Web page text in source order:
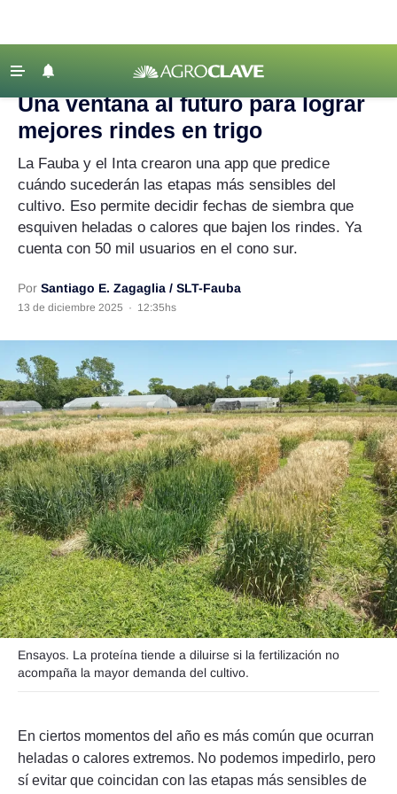
Agricultura
Lechería
Tecnología
Maquinaria agrícola
Regionales
Agronegocios
Mercados
Seguinos
‹ VOLVER
Agroclave Agricultura | rindes
Una ventana al futuro para lograr
mejores rindes en trigo
La Fauba y el Inta crearon una app que predice
cuándo sucederán las etapas más sensibles del
cultivo. Eso permite decidir fechas de siembra que
esquiven heladas o calores que bajen los rindes. Ya
cuenta con 50 mil usuarios en el cono sur.
Por Santiago E. Zagaglia / SLT-Fauba
13 de diciembre 2025 · 12:35hs
Ensayos. La proteína tiende a diluirse si la fertilización no
acompaña la mayor demanda del cultivo.
En ciertos momentos del año es más común que ocurran
heladas o calores extremos. No podemos impedirlo, pero
sí evitar que coincidan con las etapas más sensibles de